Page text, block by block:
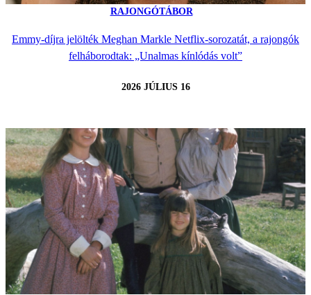
RAJONGÓTÁBOR
Emmy-díjra jelölték Meghan Markle Netflix-sorozatát, a rajongók
felháborodtak: „Unalmas kínlódás volt”
2026 JÚLIUS 16